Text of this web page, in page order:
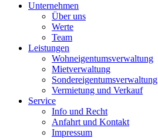
Unternehmen
Über uns
Werte
Team
Leistungen
Wohneigentumsverwaltung
Mietverwaltung
Sondereigentumsverwaltung
Vermietung und Verkauf
Service
Info und Recht
Anfahrt und Kontakt
Impressum